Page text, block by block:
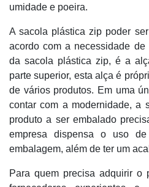
umidade e poeira.
A sacola plástica zip poder
acordo com a necessidade de
da sacola plástica zip, é a
parte superior, esta alça é
de vários produtos. Em uma
contar com a modernidade, a
produto a ser embalado
empresa dispensa o uso
embalagem, além de ter um
Para quem precisa adquirir o